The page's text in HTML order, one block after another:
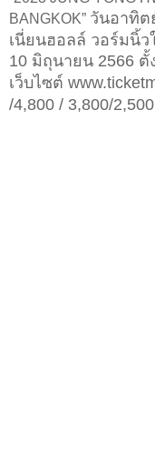
BANGKOK” วันอาทิต
เนี่ยนฮอลล์ วอร์มนิ้
10 มิถุนายน 2566 ตั้
เว็บไซต์
/4,800 / 3,800/2,500